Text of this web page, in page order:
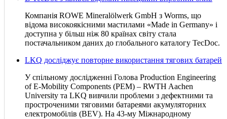
Компанія ROWE Mineralölwerk GmbH з Worms, що
відома високоякісними мастилами «Made in Germany» і
доступна у більш ніж 80 країнах світу стала
постачальником даних до глобального каталогу TecDoc.
LKQ досліджує повторне використання тягових батарей
У спільному дослідженні Голова Production Engineering
of E-Mobility Components (PEM) – RWTH Aachen
University та LKQ вивчили проблеми з дефектними та
простроченими тяговими батареями акумуляторних
електромобілів (BEV). На 43-му Міжнародному